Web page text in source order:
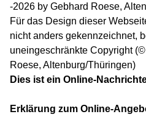
-2026 by Gebhard Roese,
Für das Design dieser
nicht anders gekennzeichnet,
uneingeschränkte Copyright
Roese, Altenburg/Thüringen)
Dies ist ein Online-
Erklärung zum Online-